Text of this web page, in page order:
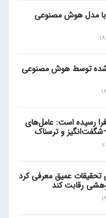
رقابت بایدو با DeepSeek با مدل هوش مصنوعی
توسط هوش مصنوعی
رسیده است: عامل‌های
و ترسناک
تحقیقات عمیق معرفی کرد
رقابت کند